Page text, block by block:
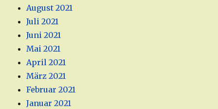
August 2021
Juli 2021
Juni 2021
Mai 2021
April 2021
März 2021
Februar 2021
Januar 2021